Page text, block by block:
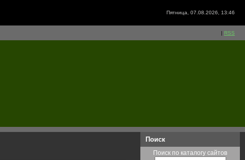
Пятница, 07.08.2026, 13:46
| RSS
Поиск
Поиск по каталогу сайтов